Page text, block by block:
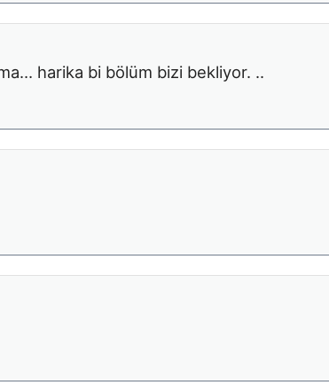
harika bi bölüm bizi bekliyor. ..